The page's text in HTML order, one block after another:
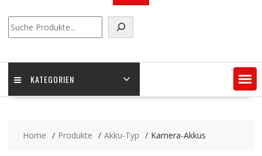
KATEGORIEN
Home Produkte Akku-Typ Kamera-Akkus